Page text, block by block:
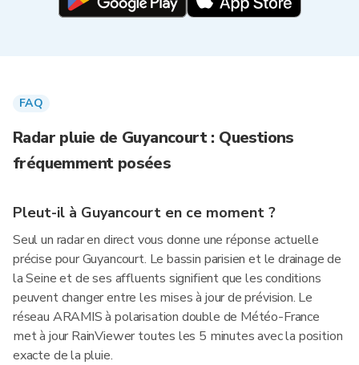
FAQ
Radar pluie de Guyancourt : Questions
fréquemment posées
Pleut-il à Guyancourt en ce moment ?
Seul un radar en direct vous donne une réponse actuelle
précise pour Guyancourt. Le bassin parisien et le drainage de
la Seine et de ses affluents signifient que les conditions
peuvent changer entre les mises à jour de prévision. Le
réseau ARAMIS à polarisation double de Météo-France
met à jour RainViewer toutes les 5 minutes avec la position
exacte de la pluie.